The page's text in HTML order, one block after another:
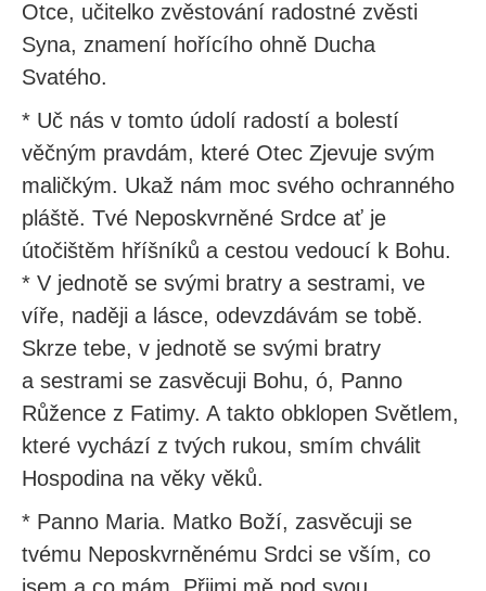
Otce, učitelko zvěstování radostné zvěsti
Syna, znamení hořícího ohně Ducha
Svatého.
* Uč nás v tomto údolí radostí a bolestí
věčným pravdám, které Otec Zjevuje svým
maličkým. Ukaž nám moc svého ochranného
pláště. Tvé Neposkvrněné Srdce ať je
útočištěm hříšníků a cestou vedoucí k Bohu.
* V jednotě se svými bratry a sestrami, ve
víře, naději a lásce, odevzdávám se tobě.
Skrze tebe, v jednotě se svými bratry
a sestrami se zasvěcuji Bohu, ó, Panno
Růžence z Fatimy. A takto obklopen Světlem,
které vychází z tvých rukou, smím chválit
Hospodina na věky věků.
* Panno Maria. Matko Boží, zasvěcuji se
tvému Neposkvrněnému Srdci se vším, co